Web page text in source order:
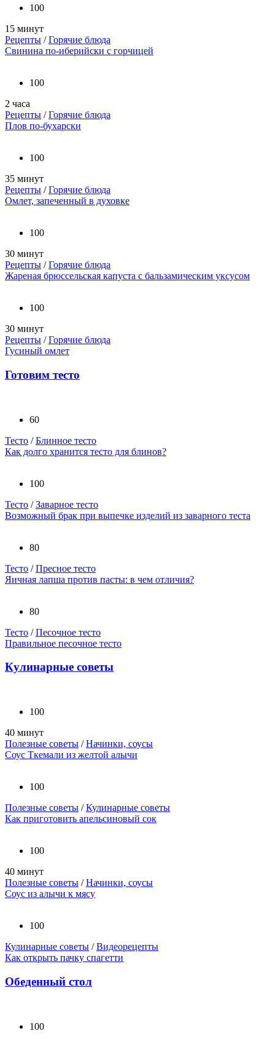
100
15 минут
Рецепты /Горячие блюда
Свинина по-иберийски с горчицей
100
2 часа
Рецепты /Горячие блюда
Плов по-бухарски
100
35 минут
Рецепты /Горячие блюда
Омлет, запеченный в духовке
100
30 минут
Рецепты /Горячие блюда
Жареная брюссельская капуста с бальзамическим уксусом
100
30 минут
Рецепты /Горячие блюда
Гусиный омлет
Готовим тесто
60
Тесто /Блинное тесто
Как долго хранится тесто для блинов?
100
Тесто /Заварное тесто
Возможный брак при выпечке изделий из заварного теста
80
Тесто /Пресное тесто
Яичная лапша против пасты: в чем отличия?
80
Тесто /Песочное тесто
Правильное песочное тесто
Кулинарные советы
100
40 минут
Полезные советы /Начинки, соусы
Соус Ткемали из желтой алычи
100
Полезные советы /Кулинарные советы
Как приготовить апельсиновый сок
100
40 минут
Полезные советы /Начинки, соусы
Соус из алычи к мясу
100
Кулинарные советы /Видеорецепты
Как открыть пачку спагетти
Обеденный стол
100